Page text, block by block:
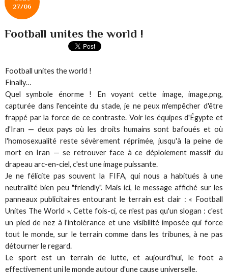
27/06
Football unites the world !
Football unites the world !
Finally…
Quel symbole énorme ! En voyant cette image, image.png,
capturée dans l'enceinte du stade, je ne peux m'empêcher d'être
frappé par la force de ce contraste. Voir les équipes d'Égypte et
d'Iran — deux pays où les droits humains sont bafoués et où
l'homosexualité reste sévèrement réprimée, jusqu'à la peine de
mort en Iran — se retrouver face à ce déploiement massif du
drapeau arc-en-ciel, c'est une image puissante.
Je ne félicite pas souvent la FIFA, qui nous a habitués à une
neutralité bien peu "friendly". Mais ici, le message affiché sur les
panneaux publicitaires entourant le terrain est clair : « Football
Unites The World ». Cette fois-ci, ce n'est pas qu'un slogan : c'est
un pied de nez à l'intolérance et une visibilité imposée qui force
tout le monde, sur le terrain comme dans les tribunes, à ne pas
détourner le regard.
Le sport est un terrain de lutte, et aujourd'hui, le foot a
effectivement uni le monde autour d'une cause universelle.